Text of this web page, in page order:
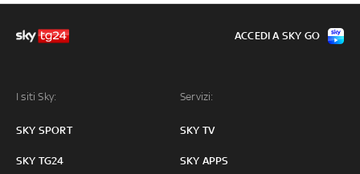
I siti Sky:
SKY SPORT
SKY TG24
Servizi:
SKY TV
SKY APPS
ACCEDI A SKY GO